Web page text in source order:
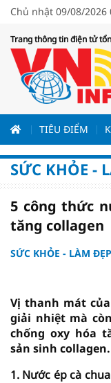
Chủ nhật 09/08/2026
Trang thông tin điện tử
TIÊU ĐIỂM
SỨC KHỎE -
5 công thức
tăng collagen
SỨC KHỎE - LÀM ĐẸP
Vị thanh mát
giải nhiệt mà
chống oxy hóa
sản sinh collagen.
1. Nước ép cà